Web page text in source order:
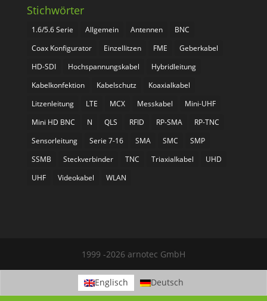
Stichwörter
1.6/5.6 Serie Allgemein Antennen
BNC
Coax Konfigurator
Einzellitzen FME
Geberkabel
HD-SDI
Hochspannungskabel
Hybridleitung
Kabelkonfektion
Kabelschutz
Koaxialkabel
Litzenleitung
LTE MCX Messkabel
Mini-UHF
Mini HD BNC
N QLS RFID RP-SMA
RP-TNC
Sensorleitung
Serie 7-16 SMA SMC
SMP
SSMB
Steckverbinder TNC Triaxialkabel
UHD
UHF
Videokabel WLAN
1999 -2026 arnotec GmbH
Englisch Deutsch